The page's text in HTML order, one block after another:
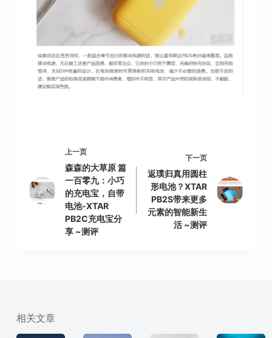
上一页
森森的大草原 篇
一百零九：小巧
的充电宝，自带
电池-XTAR
PB2C充电宝分
享 ~测评
下一页
返璞归真用圆柱
形电池？XTAR
PB2S带来更多
元素的智能新生
活 ~测评
相关文章